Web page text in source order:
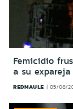
Femicidio
a su
REDMAULE 05/08/